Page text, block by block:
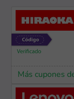
Más cupones